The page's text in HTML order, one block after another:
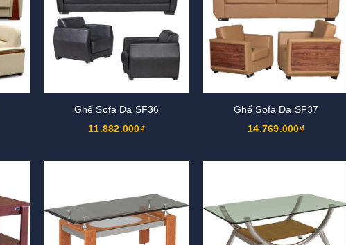
Ghế Sofa Da SF36
11.882.000₫
Ghế Sofa Da SF37
14.769.000₫